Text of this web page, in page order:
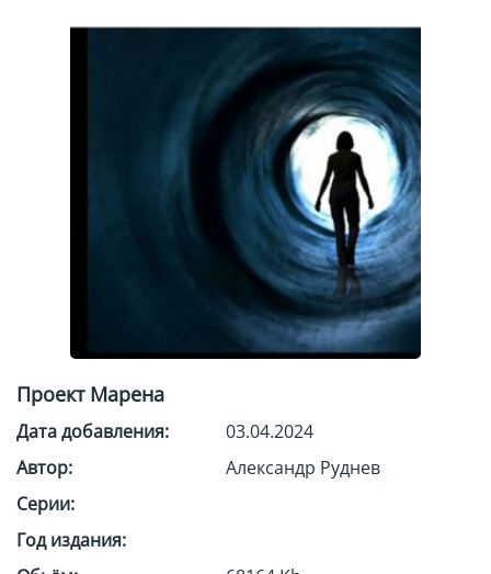
Проект Марена
Дата добавления:
03.04.2024
Автор:
Александр Руднев
Серии:
Год издания: